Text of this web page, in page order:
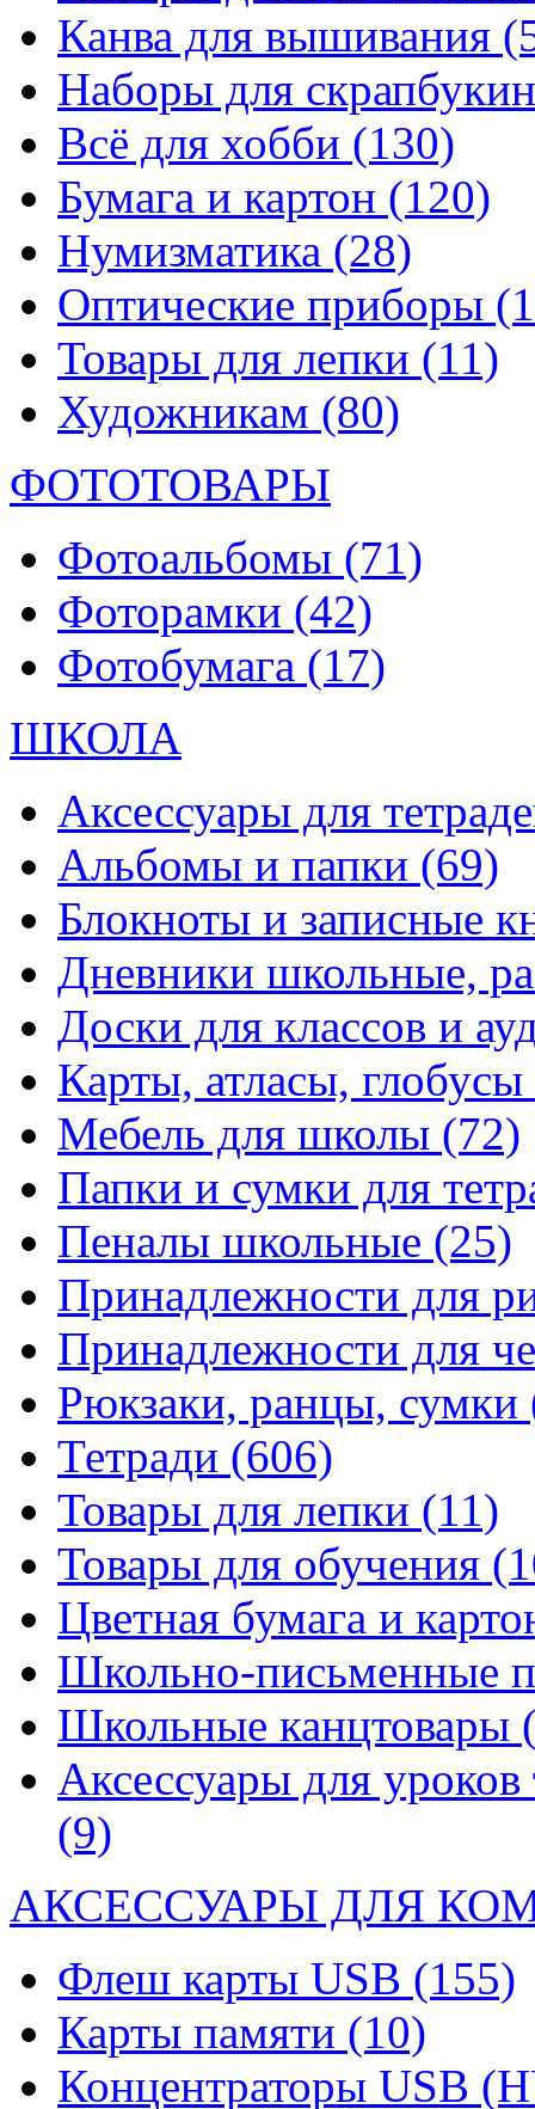
Канва для вышивания
Наборы для
Всё для хобби (130)
Бумага и картон (120)
Нумизматика (28)
Оптические приборы
Товары для лепки (11)
Художникам (80)
ФОТОТОВАРЫ
Фотоальбомы (71)
Фоторамки (42)
Фотобумага (17)
ШКОЛА
Аксессуары для
Альбомы и папки (69)
Блокноты и записные
Дневники школьные,
Доски для классов и
Карты, атласы, глобусы
Мебель для школы (72)
Папки и сумки для
Пеналы школьные (25)
Принадлежности для
Принадлежности для
Рюкзаки, ранцы, сумки
Тетради (606)
Товары для лепки (11)
Товары для обучения
Цветная бумага и
Школьно-письменные
Школьные канцтовары
Аксессуары для уроков
(9)
АКСЕССУАРЫ ДЛЯ
Флеш карты USB (155)
Карты памяти (10)
Концентраторы USB